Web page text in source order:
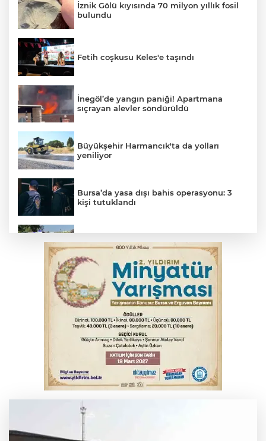
İznik Gölü kıyısında 70 milyon yıllık fosil
bulundu
Fetih coşkusu Keles'e taşındı
İnegöl’de yangın paniği! Apartmana
sıçrayan alevler söndürüldü
Büyükşehir Harmancık'ta da yolları
yeniliyor
Bursa’da yasa dışı bahis operasyonu: 3
kişi tutuklandı
operatör yaralandı
Elektrik akımına kapılan işçi hayatını
kaybetti
Arabesk müziğin acı kaybı! Cansever
sevenlerini yasa boğdu
Babasını ziyarete giderken kazada
hayatını kaybetti